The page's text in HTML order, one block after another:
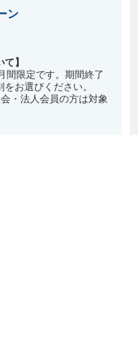
ン
】
間限定です。期間終了
お選びください。
・法人会員の方は対象